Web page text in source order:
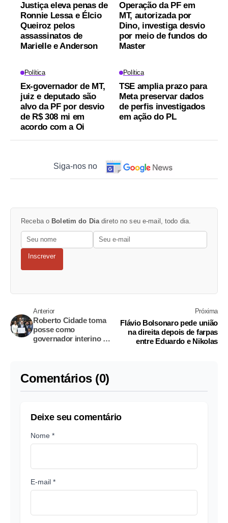
Justiça eleva penas de
Ronnie Lessa e Élcio
Queiroz pelos
assassinatos de
Marielle e Anderson
Operação da PF em
MT, autorizada por
Dino, investiga desvio
por meio de fundos do
Master
Política
Ex-governador de MT,
juiz e deputado são
alvo da PF por desvio
de R$ 308 mi em
acordo com a Oi
Política
TSE amplia prazo para
Meta preservar dados
de perfis investigados
em ação do PL
Siga-nos no
Receba o Boletim do Diadireto no seu e-mail, todo dia.
Inscrever
Anterior
Roberto Cidade toma
posse como
governador interino do
Próxima
Flávio Bolsonaro pede união
na direita depois de farpas
entre Eduardo e Nikolas
Comentários (0)
Deixe seu comentário
Nome *
E-mail *